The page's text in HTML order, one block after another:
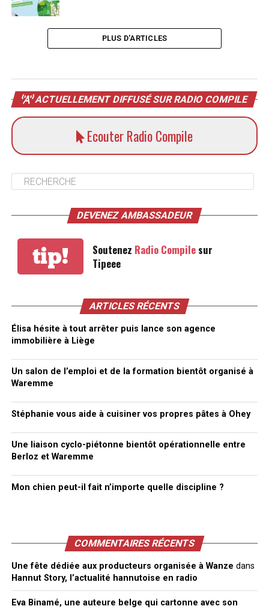
PLUS D'ARTICLES
ACTUELLEMENT DIFFUSÉ SUR RADIO COMPILE
Ecouter Radio Compile
DEVENEZ AMBASSADEUR
tip! Soutenez Radio Compilesur
Tipeee
ARTICLES RÉCENTS
Élisa hésite à tout arrêter puis lance son agence
immobilière à Liège
Un salon de l’emploi et de la formation bientôt organisé à
Waremme
Stéphanie vous aide à cuisiner vos propres pâtes à Ohey
Une liaison cyclo-piétonne bientôt opérationnelle entre
Berloz et Waremme
Mon chien peut-il fait n’importe quelle discipline ?
COMMENTAIRES RÉCENTS
Une fête dédiée aux producteurs organisée à Wanze dans
Hannut Story, l’actualité hannutoise en radio
Eva Binamé, une auteure belge qui cartonne avec son